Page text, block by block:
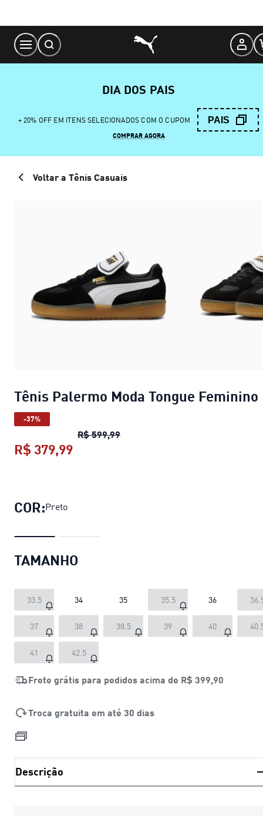
Content
DIA DOS PAIS
+ 20% OFF EM ITENS SELECIONADOS COM O CUPOM PAIS
COMPRAR AGORA
Voltar a Tênis Casuais
Tênis Palermo Moda Tongue Feminino
-37%
R$ 599,99Tênis Palermo Moda Tongue
R$ 379,99
COR:Preto
TAMANHO
33.5 34 35 35.5 36
37 38 38.5 39 40
41 42.5
Frete grátis para pedidos acima de R$ 399,90
Troca gratuita em até 30 dias
Descrição